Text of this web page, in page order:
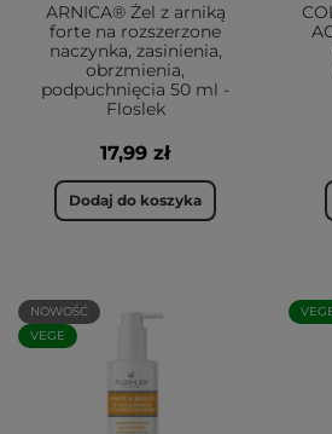
ARNICA® Żel z arniką
forte na rozszerzone
naczynka, zasinienia,
obrzmienia,
podpuchnięcia 50 ml -
Floslek
17,99 zł
Dodaj do koszyka
NOWOŚĆ
VEGE